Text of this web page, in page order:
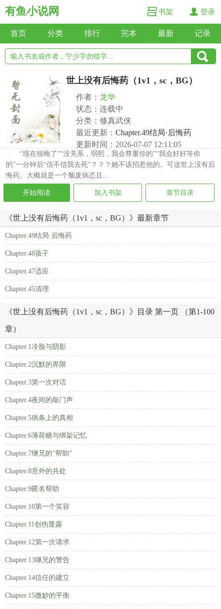
有鱼小说网 书架 登录
首页 分类 排行 完本 最新 记录
世上没有后悔药（1v1，sc，BG）
作者： 龙华
状态：连载中
分类：修真武侠
最近更新： Chapter.49结局·后悔药
更新时间：2026-07-07 12:11:05
“现在很晚了”“没关系，弱熙，我会尊重你的”“我会好好等你
的”一分钟后“信不信我去死”？？？她不该招惹他的。可这世上没有后
悔药。大概就是一个颓废病态且...
开始阅读 加入书架 章节目录
《世上没有后悔药（1v1，sc，BG）》最新章节
Chapter.49结局·后悔药
Chapter.48孩子
Chapter.47适应
Chapter.45清理
《世上没有后悔药（1v1，sc，BG）》目录 第一页 （第1-100
章）
Chapter.1冷脸与阴影
Chapter.2沉默的界限
Chapter.3第一次对话
Chapter.4夜间的敲门声
Chapter.5病条上的真相
Chapter.6薄荷糖与绑架记忆
Chapter.7继兄的“帮助”
Chapter.8意外的共处
Chapter.9匿名帮助
Chapter.10第一个笑容
Chapter.11创伤显露
Chapter.12第一次请求
Chapter.13继兄的警告
Chapter.14信任的建立
Chapter.15微妙的平衡